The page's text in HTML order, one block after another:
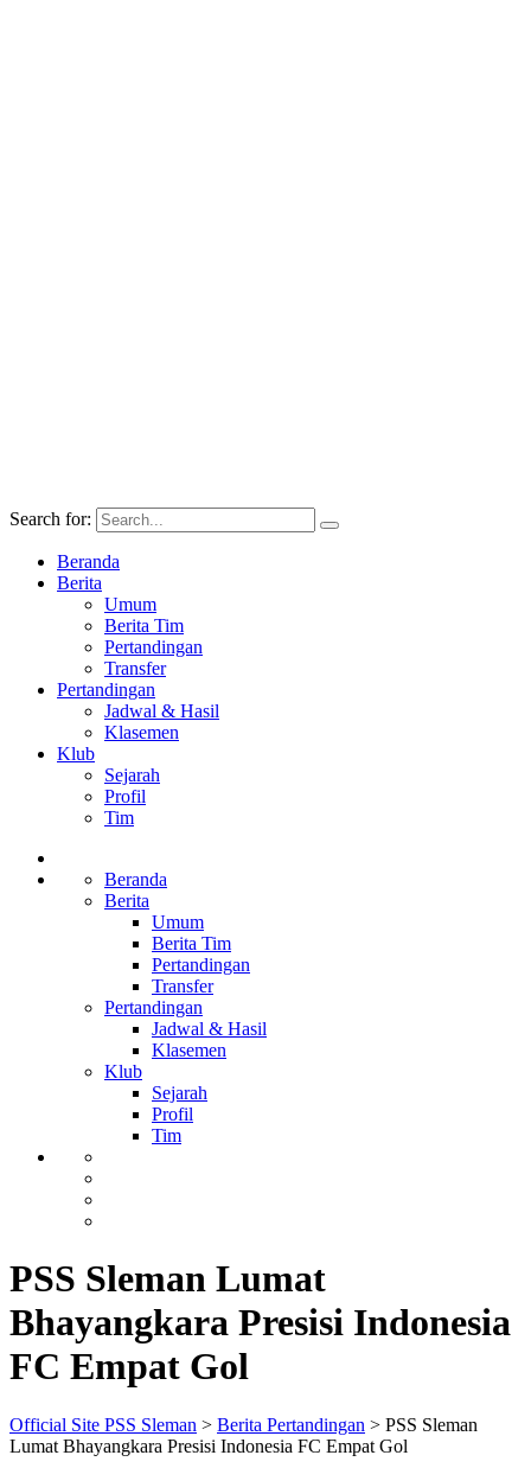
Search for:
Beranda
Berita
Umum
Berita Tim
Pertandingan
Transfer
Pertandingan
Jadwal & Hasil
Klasemen
Klub
Sejarah
Profil
Tim
Beranda
Berita
Umum
Berita Tim
Pertandingan
Transfer
Pertandingan
Jadwal & Hasil
Klasemen
Klub
Sejarah
Profil
Tim
PSS Sleman Lumat
Bhayangkara Presisi Indonesia
FC Empat Gol
Official Site PSS Sleman > Berita Pertandingan > PSS Sleman
Lumat Bhayangkara Presisi Indonesia FC Empat Gol